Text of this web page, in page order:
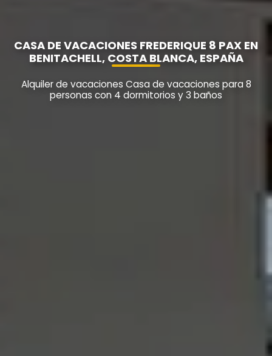
CASA DE VACACIONES FREDERIQUE 8 PAX EN
BENITACHELL, COSTA BLANCA, ESPAÑA
Alquiler de vacaciones Casa de vacaciones para 8
personas con 4 dormitorios y 3 baños